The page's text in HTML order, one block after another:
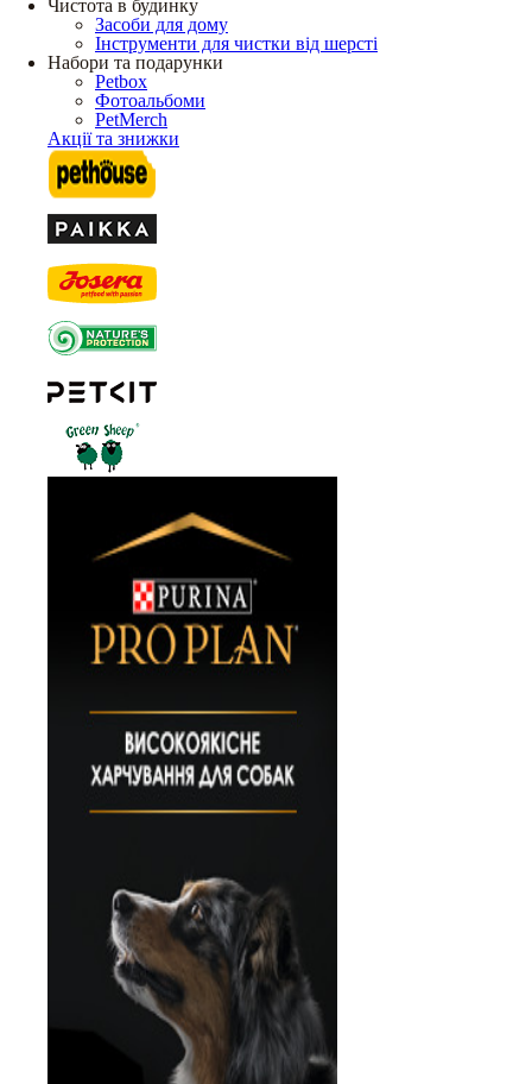
Чистота в будинку
Засоби для дому
Інструменти для чистки від шерсті
Набори та подарунки
Petbox
Фотоальбоми
PetMerch
Акції та знижки